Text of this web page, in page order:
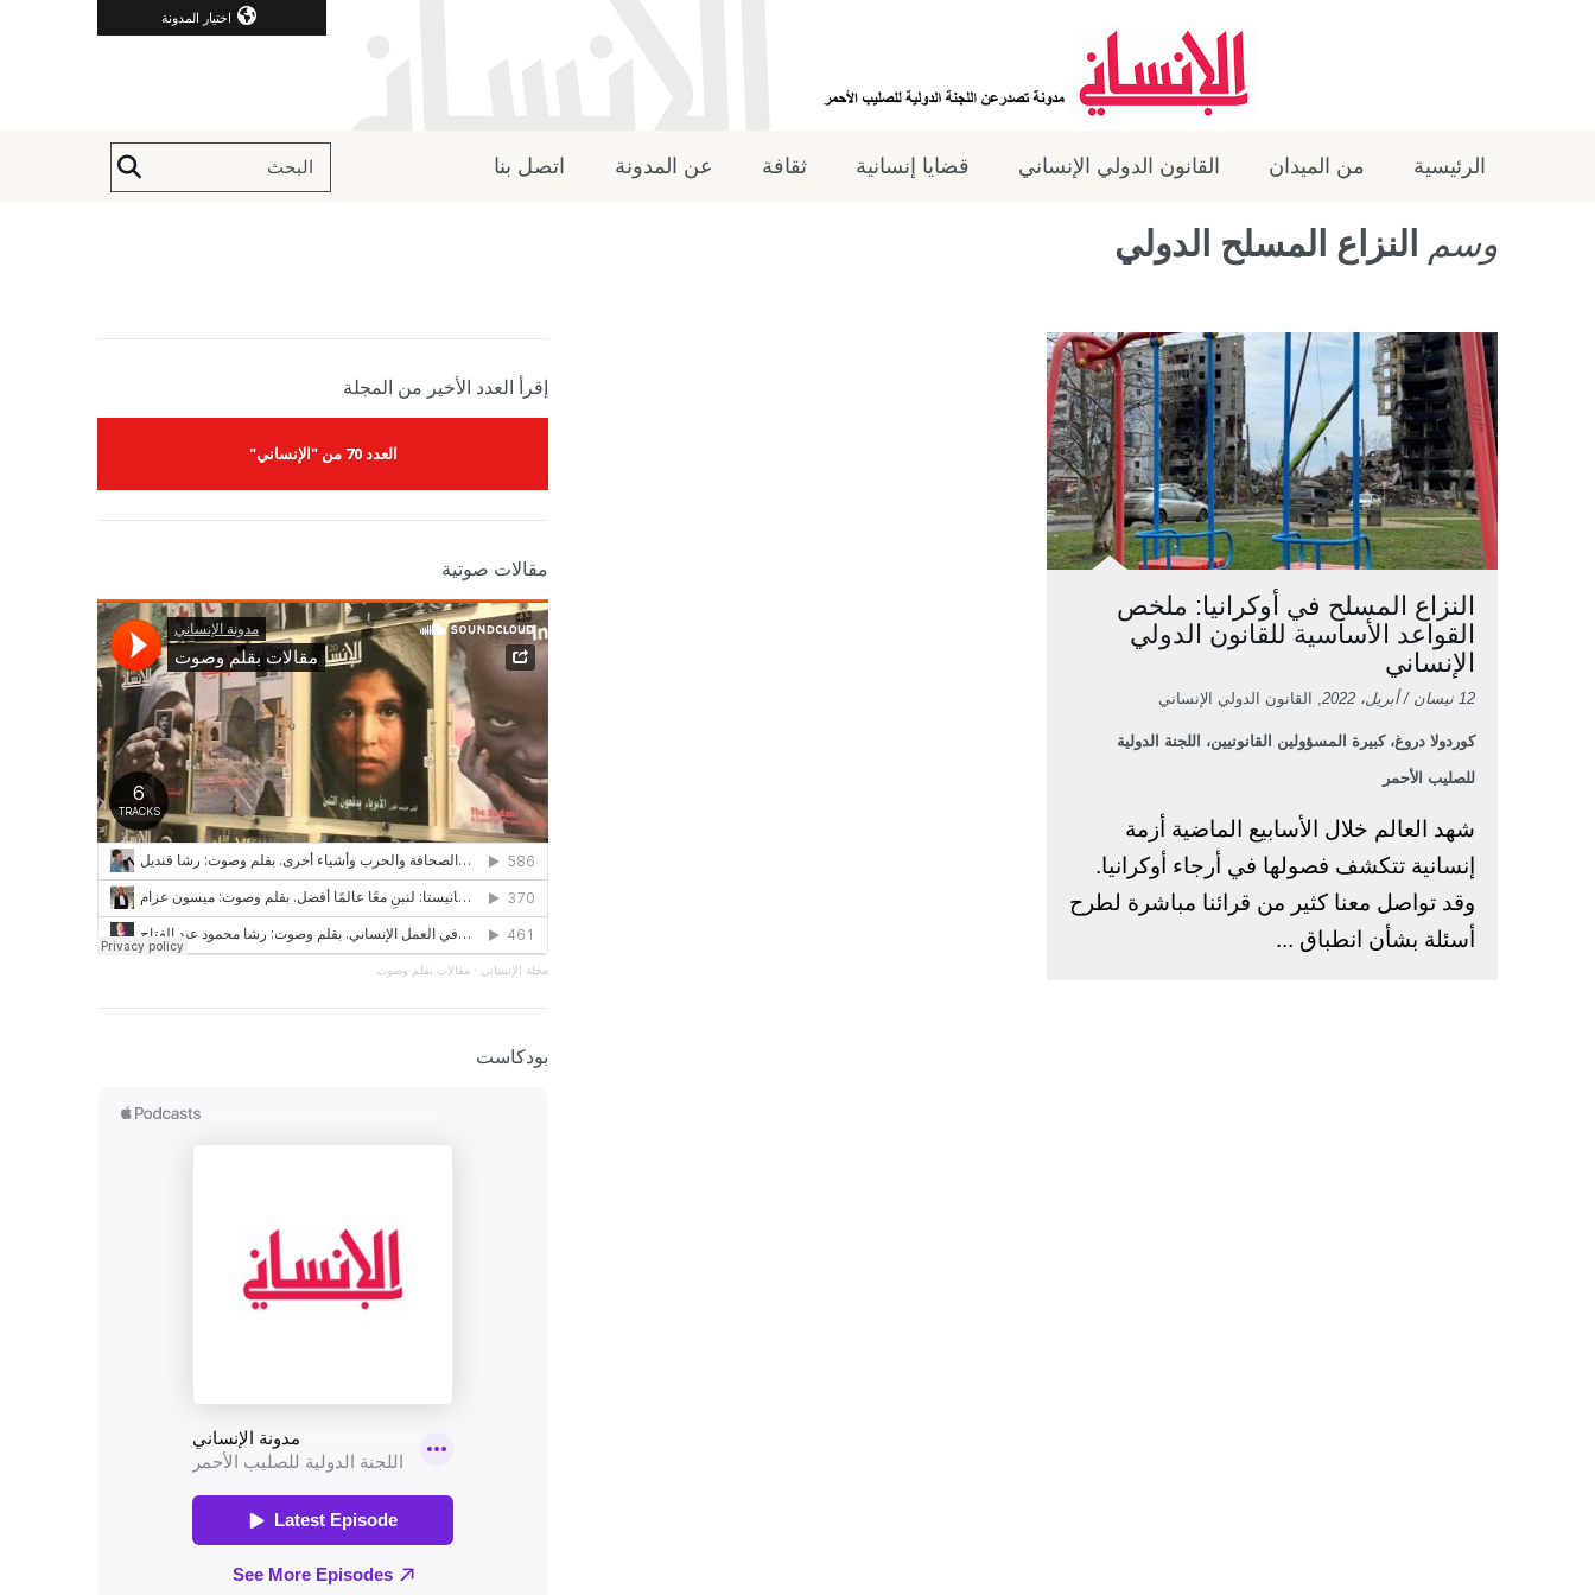
اختيار المدونة
الرئيسية من الميدان القانون الدولي الإنساني قضايا إنسانية ثقافة عن المدونة اتصل بنا
وسم النزاع المسلح الدولي
النزاع المسلح في أوكرانيا: ملخص
القواعد الأساسية للقانون الدولي
الإنساني
12 نيسان / أبريل، 2022 , القانون الدولي الإنساني
كوردولا دروغ، كبيرة المسؤولين القانونيين، اللجنة الدولية
للصليب الأحمر
شهد العالم خلال الأسابيع الماضية أزمة
إنسانية تتكشف فصولها في أرجاء أوكرانيا.
وقد تواصل معنا كثير من قرائنا مباشرة لطرح
أسئلة بشأن انطباق ...
إقرأ العدد الأخير من المجلة
العدد 70 من "الإنساني"
مقالات صوتية
مجلة الإنساني · مقالات بقلم وصوت
بودكاست